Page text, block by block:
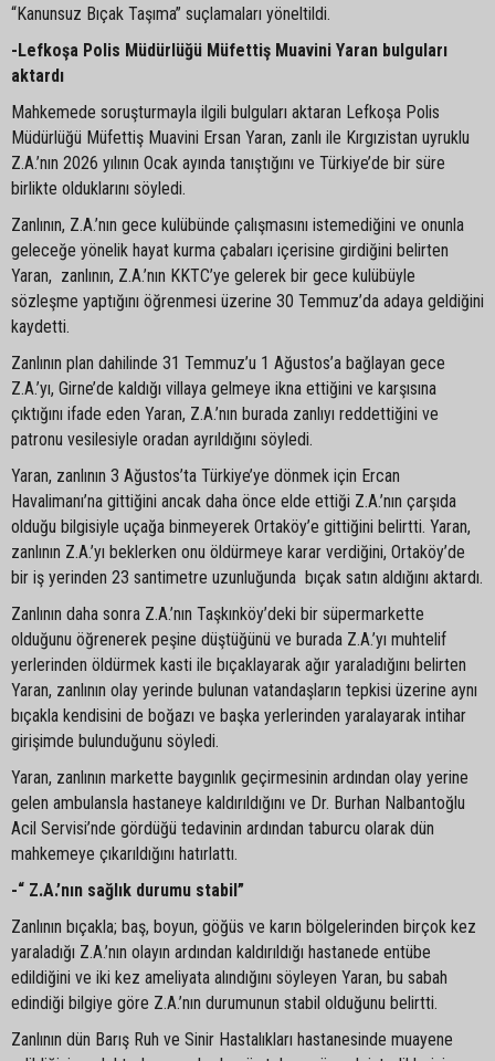
“Kanunsuz Bıçak Taşıma” suçlamaları yöneltildi.
-Lefkoşa Polis Müdürlüğü Müfettiş Muavini Yaran bulguları
aktardı
Mahkemede soruşturmayla ilgili bulguları aktaran Lefkoşa Polis
Müdürlüğü Müfettiş Muavini Ersan Yaran, zanlı ile Kırgızistan uyruklu
Z.A.’nın 2026 yılının Ocak ayında tanıştığını ve Türkiye’de bir süre
birlikte olduklarını söyledi.
Zanlının, Z.A.’nın gece kulübünde çalışmasını istemediğini ve onunla
geleceğe yönelik hayat kurma çabaları içerisine girdiğini belirten
Yaran, zanlının, Z.A.’nın KKTC’ye gelerek bir gece kulübüyle
sözleşme yaptığını öğrenmesi üzerine 30 Temmuz’da adaya geldiğini
kaydetti.
Zanlının plan dahilinde 31 Temmuz’u 1 Ağustos’a bağlayan gece
Z.A.’yı, Girne’de kaldığı villaya gelmeye ikna ettiğini ve karşısına
çıktığını ifade eden Yaran, Z.A.’nın burada zanlıyı reddettiğini ve
patronu vesilesiyle oradan ayrıldığını söyledi.
Yaran, zanlının 3 Ağustos’ta Türkiye’ye dönmek için Ercan
Havalimanı’na gittiğini ancak daha önce elde ettiği Z.A.’nın çarşıda
olduğu bilgisiyle uçağa binmeyerek Ortaköy’e gittiğini belirtti. Yaran,
zanlının Z.A.’yı beklerken onu öldürmeye karar verdiğini, Ortaköy’de
bir iş yerinden 23 santimetre uzunluğunda bıçak satın aldığını aktardı.
Zanlının daha sonra Z.A.’nın Taşkınköy’deki bir süpermarkette
olduğunu öğrenerek peşine düştüğünü ve burada Z.A.’yı muhtelif
yerlerinden öldürmek kasti ile bıçaklayarak ağır yaraladığını belirten
Yaran, zanlının olay yerinde bulunan vatandaşların tepkisi üzerine aynı
bıçakla kendisini de boğazı ve başka yerlerinden yaralayarak intihar
girişimde bulunduğunu söyledi.
Yaran, zanlının markette baygınlık geçirmesinin ardından olay yerine
gelen ambulansla hastaneye kaldırıldığını ve Dr. Burhan Nalbantoğlu
Acil Servisi’nde gördüğü tedavinin ardından taburcu olarak dün
mahkemeye çıkarıldığını hatırlattı.
-“ Z.A.’nın sağlık durumu stabil”
Zanlının bıçakla; baş, boyun, göğüs ve karın bölgelerinden birçok kez
yaraladığı Z.A.’nın olayın ardından kaldırıldığı hastanede entübe
edildiğini ve iki kez ameliyata alındığını söyleyen Yaran, bu sabah
edindiği bilgiye göre Z.A.’nın durumunun stabil olduğunu belirtti.
Zanlının dün Barış Ruh ve Sinir Hastalıkları hastanesinde muayene